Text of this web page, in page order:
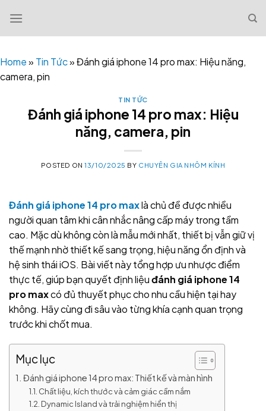
content
Home» Tin Tức»Đánh giá iphone 14 pro max: Hiệu năng,
camera, pin
TIN TỨC
Đánh giá iphone 14 pro max: Hiệu
năng, camera, pin
POSTED ON13/10/2025 BY CHUYÊN GIA NHÔM KÍNH
Đánh giá iphone 14 pro maxlà chủ đề được nhiều
người quan tâm khi cân nhắc nâng cấp máy trong tầm
cao. Mặc dù không còn là mẫu mới nhất, thiết bị vẫn giữ vị
thế mạnh nhờ thiết kế sang trọng, hiệu năng ổn định và
hệ sinh thái iOS. Bài viết này tổng hợp ưu nhược điểm
thực tế, giúp bạn quyết định liệuđánh giá iphone 14
pro maxcó đủ thuyết phục cho nhu cầu hiện tại hay
không. Hãy cùng đi sâu vào từng khía cạnh quan trọng
trước khi chốt mua.
Mục lục
Đánh giá iphone 14 pro max: Thiết kế và màn hình
Chất liệu, kích thước và cảm giác cầm nắm
Dynamic Island và trải nghiệm hiển thị